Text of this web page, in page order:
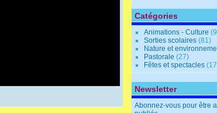
Catégories
Animations - Culture
Sorties scolaires (81)
Nature et
Pastorale (27)
Fêtes et spectacles
Newsletter
Abonnez-vous pour être